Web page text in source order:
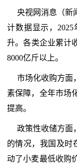
央视网消息（新
计数据显示，
升。各类企业累计
8000亿斤以上。
市场化收购方面
素保障，全年市场
提高。
政策性收储方面
的情况，我国及时
动了小麦最低收购